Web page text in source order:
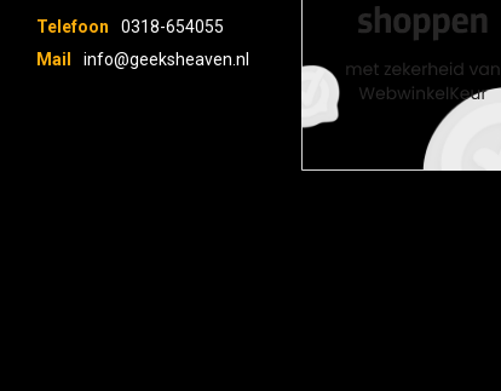
Telefoon
0318-654055
Mail
info@geeksheaven.nl